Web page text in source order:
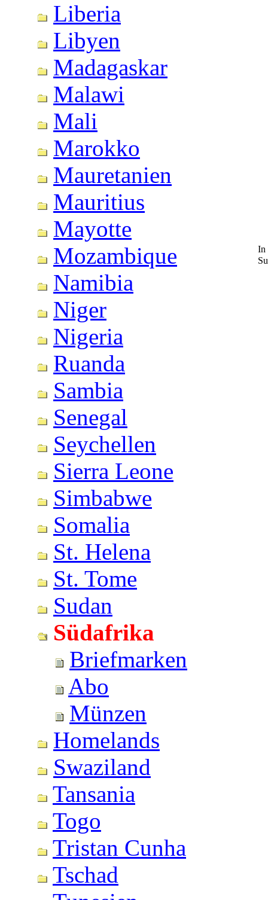
Liberia
Libyen
Madagaskar
Malawi
Mali
Marokko
Mauretanien
Mauritius
Mayotte
Mozambique
Namibia
Niger
Nigeria
Ruanda
Sambia
Senegal
Seychellen
Sierra Leone
Simbabwe
Somalia
St. Helena
St. Tome
Sudan
Südafrika
Briefmarken
Abo
Münzen
Homelands
Swaziland
Tansania
Togo
Tristan Cunha
Tschad
In